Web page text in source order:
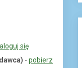
się
- pobierz